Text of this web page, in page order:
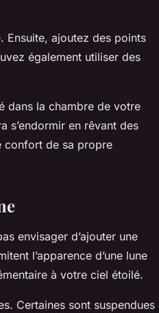
Ensuite, ajoutez des points
également utiliser des
dans la chambre de votre
s’endormir en rêvant des
confort de sa propre
envisager d’ajouter une
l’apparence d’une lune
à votre ciel étoilé.
Certaines sont suspendues